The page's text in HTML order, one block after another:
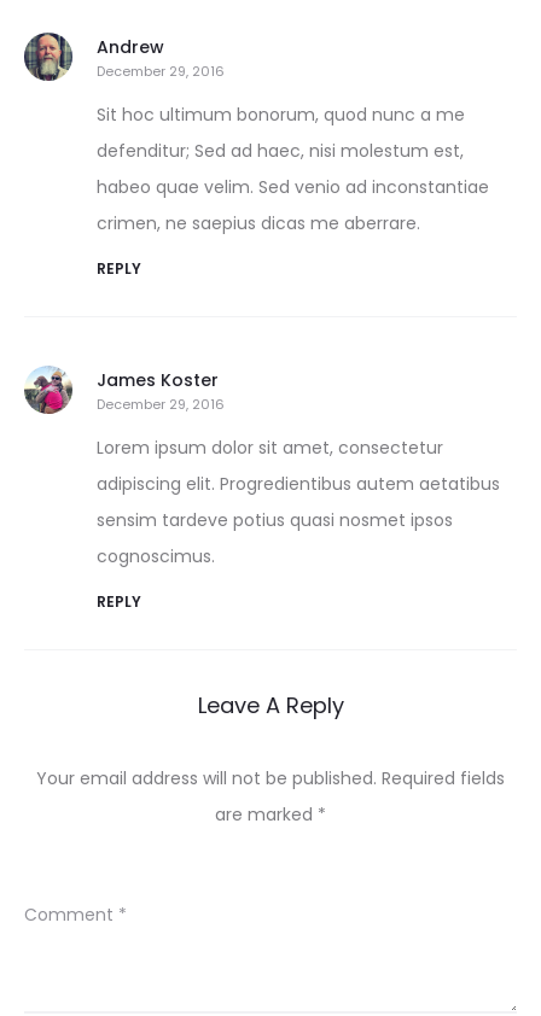
Andrew
December 29, 2016
Sit hoc ultimum bonorum, quod nunc a me
defenditur; Sed ad haec, nisi molestum est,
habeo quae velim. Sed venio ad inconstantiae
crimen, ne saepius dicas me aberrare.
REPLY
James Koster
December 29, 2016
Lorem ipsum dolor sit amet, consectetur
adipiscing elit. Progredientibus autem aetatibus
sensim tardeve potius quasi nosmet ipsos
cognoscimus.
REPLY
Leave A Reply
Your email address will not be published. Required fields
are marked *
Comment *